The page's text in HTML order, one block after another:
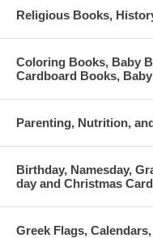
Religious Books,
Coloring Books, Baby
Cardboard Books,
Parenting, Nutrition,
Birthday, Namesday,
day and Christmas
Greek Flags,